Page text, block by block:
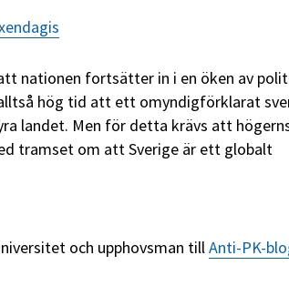
nationen fortsätter in i en öken av
hög tid att ett omyndigförklarat
landet. Men för detta krävs att
tramset om att Sverige är ett globalt
och upphovsman tillAnti-PK-